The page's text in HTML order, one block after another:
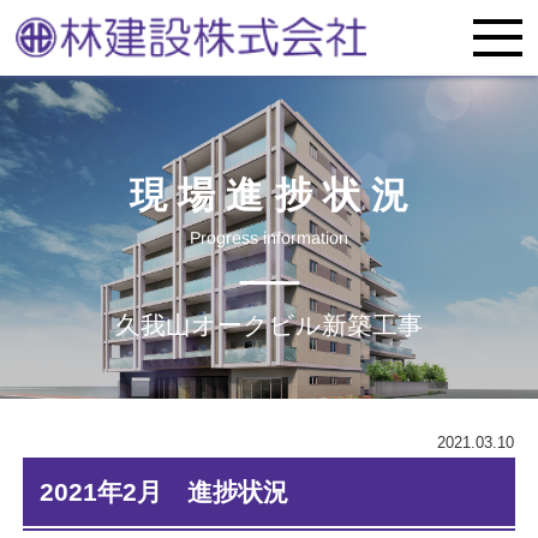
現場進捗状況
Progress information
久我山オークビル新築工事
2021.03.10
2021年2月 進捗状況